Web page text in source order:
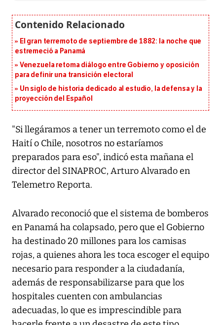
El gran terremoto de septiembre de 1882: la noche que
estremeció a Panamá
Venezuela retoma diálogo entre Gobierno y oposición
para definir una transición electoral
Un siglo de historia dedicado al estudio, la defensa y la
proyección del Español
"Si llegáramos a tener un terremoto como el de
Haití o Chile, nosotros no estaríamos
preparados para eso", indicó esta mañana el
director del SINAPROC, Arturo Alvarado en
Telemetro Reporta.
Alvarado reconoció que el sistema de bomberos
en Panamá ha colapsado, pero que el Gobierno
ha destinado 20 millones para los camisas
rojas, a quienes ahora les toca escoger el equipo
necesario para responder a la ciudadanía,
además de responsabilizarse para que los
hospitales cuenten con ambulancias
adecuadas, lo que es imprescindible para